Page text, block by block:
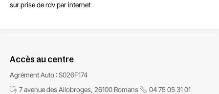
sur prise de rdv par internet
Accès au centre
Agrément Auto : S026F174
7 avenue des Allobroges, 26100 Romans
04 75 05 31 01